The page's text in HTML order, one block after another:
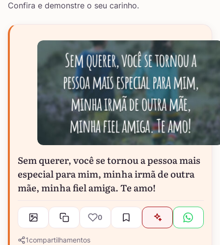
Confira e demonstre o seu carinho.
Sem querer, você se tornou a pessoa mais
especial para mim, minha irmã de outra
mãe, minha fiel amiga. Te amo!
0
1compartilhamentos